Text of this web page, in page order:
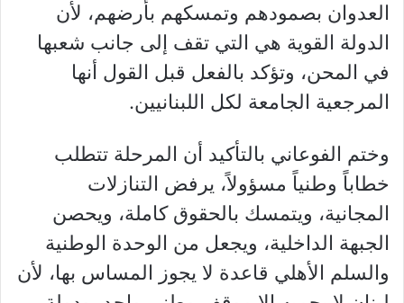
العدوان بصمودهم وتمسكهم بأرضهم، لأن
الدولة القوية هي التي تقف إلى جانب شعبها
في المحن، وتؤكد بالفعل قبل القول أنها
المرجعية الجامعة لكل اللبنانيين.
وختم الفوعاني بالتأكيد أن المرحلة تتطلب
خطاباً وطنياً مسؤولاً، يرفض التنازلات
المجانية، ويتمسك بالحقوق كاملة، ويحصن
الجبهة الداخلية، ويجعل من الوحدة الوطنية
والسلم الأهلي قاعدة لا يجوز المساس بها، لأن